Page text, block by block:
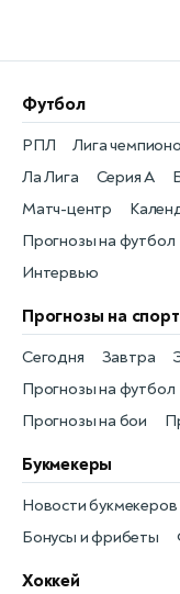
Футбол
РПЛ
Матч-центр
Лига
Прогнозы на футбол
Ла Лига Серия А
Интервью
Прогнозы на спорт
Прогнозы на футбол
Сегодня
Завтра
Прогнозы на бои
Букмекеры
Бонусы и фрибеты
Новости букмекеров
Хоккей